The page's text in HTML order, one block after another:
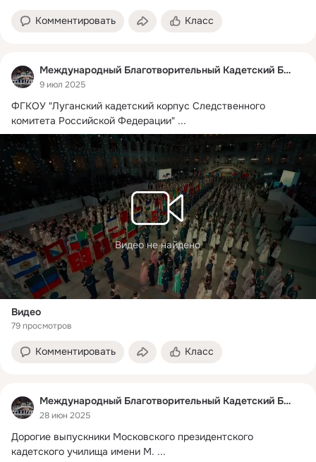
Комментировать Класс
Международный Благотворительный Кадетский Бал
9 июл 2025
ФГКОУ "Луганский кадетский корпус Следственного
комитета Российской Федерации" ...
Видео не найдено
Видео
79 просмотров
Комментировать Класс
Международный Благотворительный Кадетский Бал
28 июн 2025
Дорогие выпускники Московского президентского
кадетского училища имени М. ...